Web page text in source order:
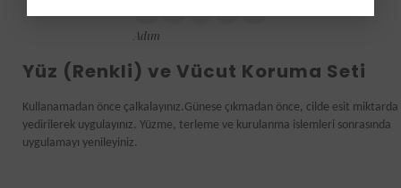
Adım
Yüz (Renkli) ve Vücut Koruma Seti
Kullanamadan önce çalkalayınız.Günese çıkmadan önce, cilde esit miktarda
yedirilerek uygulayınız. Yüzme, terleme ve kurulanma islemleri sonrasında
uygulamayı yenileyiniz.